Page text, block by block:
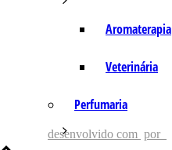
Aromaterapia
Veterinária
Perfumaria
desenvolvido com por